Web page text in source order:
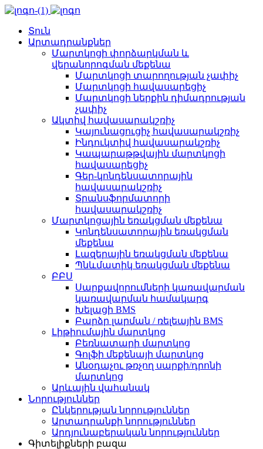
Տուն
Արտադրանքներ
Մարտկոցի փորձարկման և
վերանորոգման մեքենա
Մարտկոցի տարողության չափիչ
Մարտկոցի հավասարեցիչ
Մարտկոցի ներքին դիմադրության
չափիչ
Ակտիվ հավասարակշռիչ
Կայունացուցիչ հավասարակշռիչ
Ինդուկտիվ հավասարակշռիչ
Կապարաթթվային մարտկոցի
հավասարեցիչ
Գեր-կոնդենսատորային
հավասարակշռիչ
Տրանսֆորմատորի
հավասարակշռիչ
Մարտկոցային եռակցման մեքենա
Կոնդենսատորային եռակցման
մեքենա
Լազերային եռակցման մեքենա
Պնևմատիկ եռակցման մեքենա
ԲԲՍ
Սարքավորումների կառավարման
կառավարման համակարգ
Խելացի BMS
Բարձր լարման / ռելեային BMS
Լիթիումային մարտկոց
Բեռնատարի մարտկոց
Գոլֆի մեքենայի մարտկոց
Անօդաչու թռչող սարքի/դրոնի
մարտկոց
Արևային վահանակ
Նորություններ
Ընկերության նորություններ
Արտադրանքի նորություններ
Արդյունաբերական նորություններ
Գիտելիքների բազա